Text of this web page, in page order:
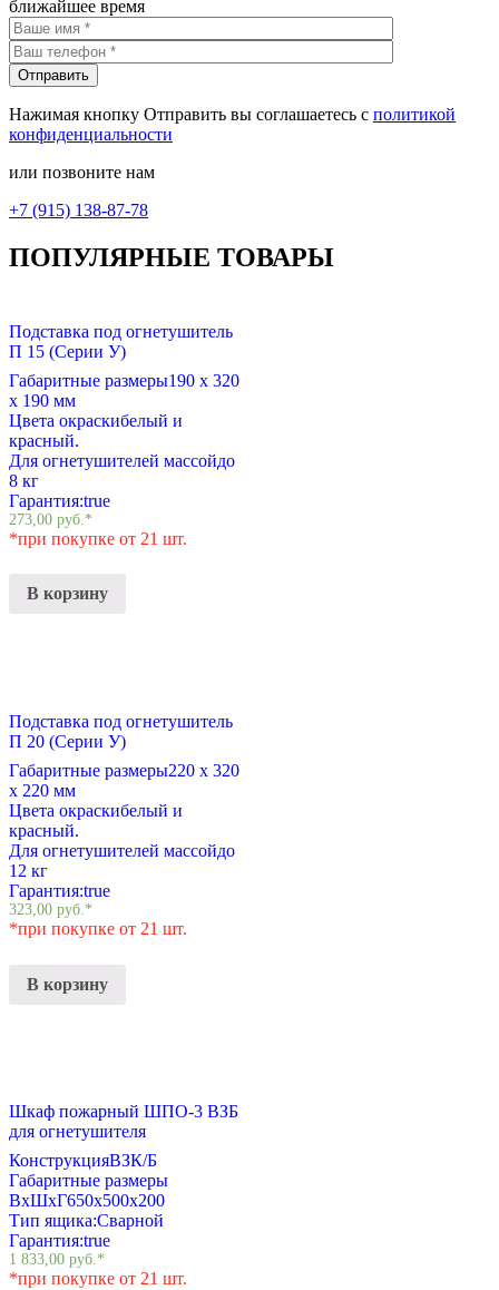
ближайшее время
Нажимая кнопку Отправить вы соглашаетесь с политикой
конфиденциальности
или позвоните нам
+7 (915) 138-87-78
ПОПУЛЯРНЫЕ ТОВАРЫ
Подставка под огнетушитель
П 15 (Серии У)
Габаритные размеры190 х 320
х 190 мм
Цвета окраскибелый и
красный.
Для огнетушителей массойдо
8 кг
Гарантия:true
273,00 руб. *
*при покупке от 21 шт.
В корзину
Подставка под огнетушитель
П 20 (Серии У)
Габаритные размеры220 х 320
х 220 мм
Цвета окраскибелый и
красный.
Для огнетушителей массойдо
12 кг
Гарантия:true
323,00 руб.*
*при покупке от 21 шт.
В корзину
Шкаф пожарный ШПО-3 ВЗБ
для огнетушителя
КонструкцияВЗК/Б
Габаритные размеры
ВхШхГ650х500х200
Тип ящика:Сварной
Гарантия:true
1 833,00 руб.*
*при покупке от 21 шт.